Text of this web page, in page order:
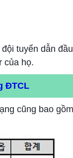
tuyển dẫn
của họ.
ĐTCL
cũng bao